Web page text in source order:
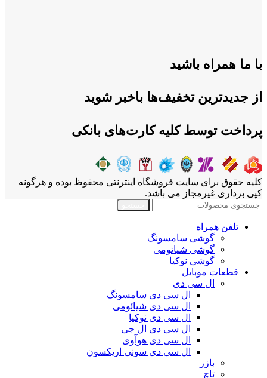
با ما همراه باشید
از جدیدترین تخفیف‌ها باخبر شوید
پرداخت توسط کلیه کارت‌های بانکی
کلیه حقوق برای سایت فروشگاه اینترنتی محفوظ بوده و هرگونه
کپی برداری غیرمجاز می باشد.
تلفن همراه
گوشی سامسونگ
گوشی شیائومی
گوشی نوکیا
قطعات موبایل
ال سی دی
ال سی دی سامسونگ
ال سی دی شیائومی
ال سی دی نوکیا
ال سی دی ال جی
ال سی دی هوآوی
ال سی دی سونی اریکسون
بازر
تاچ